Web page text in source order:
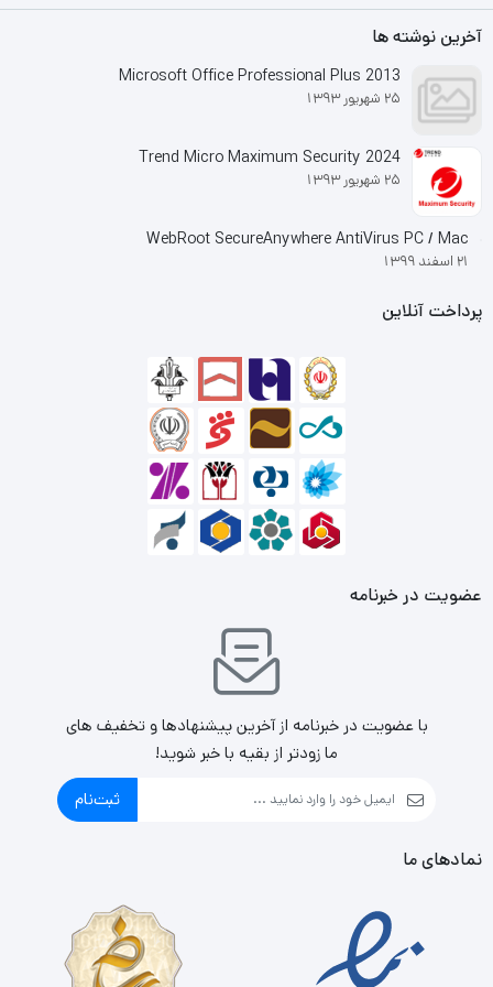
آخرین نوشته ها
Microsoft Office Professional Plus 2013
25 شهریور 1393
Trend Micro Maximum Security 2024
25 شهریور 1393
WebRoot SecureAnywhere AntiVirus PC / Mac
21 اسفند 1399
پرداخت آنلاین
عضویت در خبرنامه
با عضویت در خبرنامه از آخرین پیشنهادها و تخفیف های
ما زودتر از بقیه با خبر شوید!
ثبت‌نام
نمادهای ما